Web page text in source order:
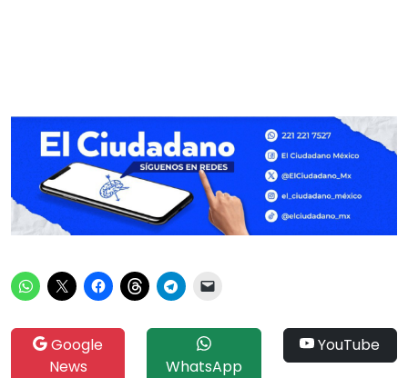
Google
News
WhatsApp
YouTube